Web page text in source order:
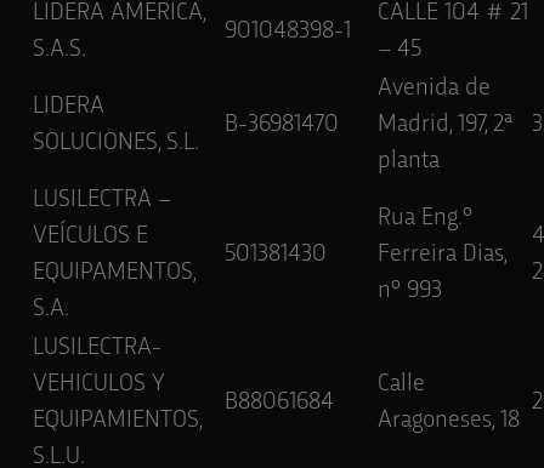
LIDERA AMERICA,
S.A.S.
901048398-1
CALLE 104 # 21
– 45
LIDERA
SOLUCIONES, S.L.
B-36981470
Avenida de
Madrid, 197, 2ª
planta
LUSILECTRA –
VEÍCULOS E
EQUIPAMENTOS,
S.A.
501381430
Rua Eng.º
Ferreira Dias,
nº 993
LUSILECTRA-
VEHICULOS Y
EQUIPAMIENTOS,
S.L.U.
B88061684
Calle
Aragoneses, 18